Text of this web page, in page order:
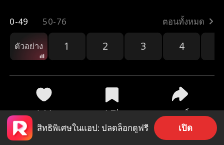
0-49 50-76 ตอนทั้งหมด
ตัวอย่าง 1 2 3 4
144 4.7k แชร์
สิทธิพิเศษในแอป: ปลดล็อกดูฟรี เปิด